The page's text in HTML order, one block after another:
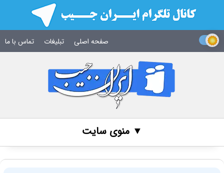
صفحه اصلی تبلیغات تماس با ما
▼ منوی سایت